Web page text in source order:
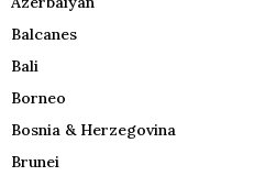
Balcanes
Bali
Borneo
Bosnia & Herzegovina
Brunei